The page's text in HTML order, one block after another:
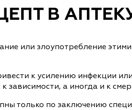
В
или злоупотребление
к усилению инфекции
зависимости, а иногда и к
только по заключению